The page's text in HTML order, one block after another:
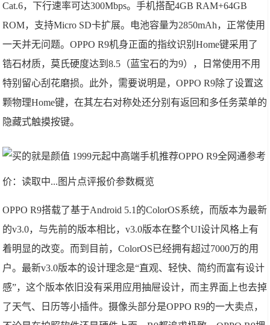
Cat.6，下行速率可达300Mbps。手机搭配4GB RAM+64GB
ROM，支持Micro SD卡扩展。电池容量为2850mAh，正常使用
一天并无问题。OPPO R9机身正面的指纹识别Home键采用了
锆石材质，莫氏硬度达到8.5（蓝宝石的为9），日常使用不用
特别留心刮花磨损。此外，需要说明是，OPPO R9除了设置这
颗物理Home键，在其左右对称处还分别有返回和多任务菜单的
隐藏式触摸按键。
OPPO R9全网通参考
价：读取中...图片点评报价参数概览
OPPO R9搭载了基于Android 5.1的ColorOS系统，而版本为最新
的v3.0，与先前的版本相比，v3.0版本在整个UI设计风格上有
着明显的改变。而到目前，ColorOS已经拥有超过7000万的用
户。最新v3.0版本的设计理念是“直观、轻快、简约而富有设计
感”，这个版本依旧没有采用应用抽屉设计，而主界面上也去掉
了天气、日历等小插件。摄像头部分是OPPO R9的一大卖点，